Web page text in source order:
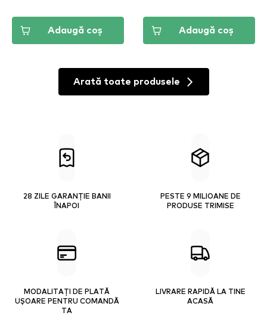
Adaugă coș Adaugă coș
Arată toate produsele
28 ZILE GARANȚIE BANII
ÎNAPOI
PESTE 9 MILIOANE DE
PRODUSE TRIMISE
MODALITAȚI DE PLATĂ
UȘOARE PENTRU COMANDĂ
TA
LIVRARE RAPIDĂ LA TINE
ACASĂ